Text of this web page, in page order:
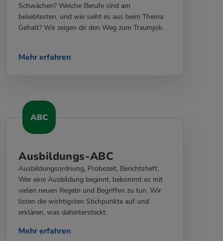
Schwächen? Welche Berufe sind am
beliebtesten, und wie sieht es aus beim Thema
Gehalt? Wir zeigen dir den Weg zum Traumjob.
Mehr erfahren
Ausbildungs-ABC
Ausbildungsordnung, Probezeit, Berichtsheft:
Wer eine Ausbildung beginnt, bekommt es mit
vielen neuen Regeln und Begriffen zu tun. Wir
listen die wichtigsten Stichpunkte auf und
erklären, was dahintersteckt.
Mehr erfahren